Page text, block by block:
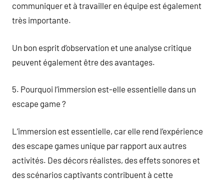
communiquer et à travailler en équipe est également
très importante.
Un bon esprit d’observation et une analyse critique
peuvent également être des avantages.
5. Pourquoi l’immersion est-elle essentielle dans un
escape game ?
L’immersion est essentielle, car elle rend l’expérience
des escape games unique par rapport aux autres
activités. Des décors réalistes, des effets sonores et
des scénarios captivants contribuent à cette